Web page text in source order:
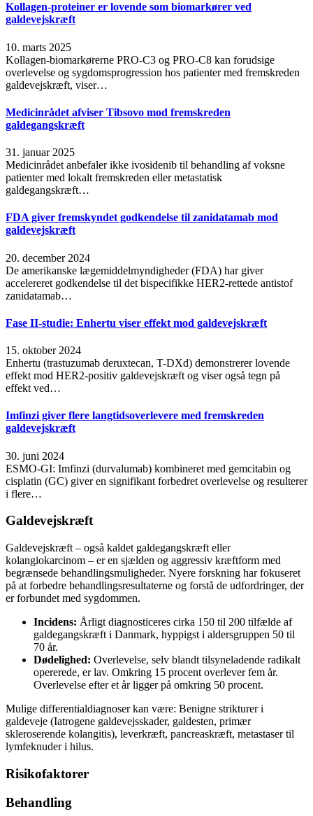
Kollagen-proteiner er lovende som biomarkører ved
galdevejskræft
10. marts 2025
Kollagen-biomarkørerne PRO-C3 og PRO-C8 kan forudsige
overlevelse og sygdomsprogression hos patienter med fremskreden
galdevejskræft, viser…
Medicinrådet afviser Tibsovo mod fremskreden
galdegangskræft
31. januar 2025
Medicinrådet anbefaler ikke ivosidenib til behandling af voksne
patienter med lokalt fremskreden eller metastatisk
galdegangskræft…
FDA giver fremskyndet godkendelse til zanidatamab mod
galdevejskræft
20. december 2024
De amerikanske lægemiddelmyndigheder (FDA) har giver
accelereret godkendelse til det bispecifikke HER2-rettede antistof
zanidatamab…
Fase II-studie: Enhertu viser effekt mod galdevejskræft
15. oktober 2024
Enhertu (trastuzumab deruxtecan, T-DXd) demonstrerer lovende
effekt mod HER2-positiv galdevejskræft og viser også tegn på
effekt ved…
Imfinzi giver flere langtidsoverlevere med fremskreden
galdevejskræft
30. juni 2024
ESMO-GI: Imfinzi (durvalumab) kombineret med gemcitabin og
cisplatin (GC) giver en signifikant forbedret overlevelse og resulterer
i flere…
Galdevejskræft
Galdevejskræft – også kaldet galdegangskræft eller
kolangiokarcinom – er en sjælden og aggressiv kræftform med
begrænsede behandlingsmuligheder. Nyere forskning har fokuseret
på at forbedre behandlingsresultaterne og forstå de udfordringer, der
er forbundet med sygdommen.
Incidens: Årligt diagnosticeres cirka 150 til 200 tilfælde af
galdegangskræft i Danmark, hyppigst i aldersgruppen 50 til
70 år.
Dødelighed: Overlevelse, selv blandt tilsyneladende radikalt
opererede, er lav. Omkring 15 procent overlever fem år.
Overlevelse efter et år ligger på omkring 50 procent.
Mulige differentialdiagnoser kan være: Benigne strikturer i
galdeveje (Iatrogene galdevejsskader, galdesten, primær
skleroserende kolangitis), leverkræft, pancreaskræft, metastaser til
lymfeknuder i hilus.
Risikofaktorer
Behandling